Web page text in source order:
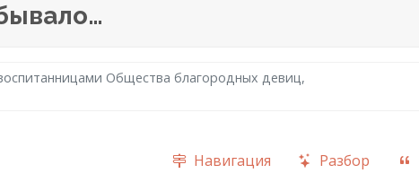
Общества благородных девиц,
Навигация Разбор